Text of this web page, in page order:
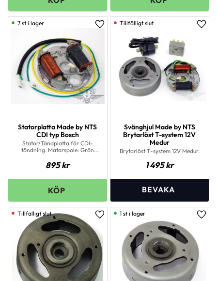
Statorplatta Made by NTS
CDI typ Bosch
Stator/Tändplatta för CDI-
tändning. Matarspole: Grön
tråd. Ca 0,4 ohm
895kr
Lägg till i favoriter
7 st i lager
Svänghjul Made by NTS
Brytarlöst T-system 12V
Medur
Brytarlöst T-system 12V Medur.
1 495kr
Lägg till i favoriter
1 st i lager